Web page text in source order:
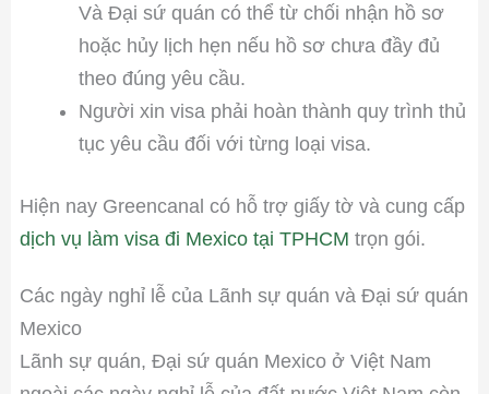
Và Đại sứ quán có thể từ chối nhận hồ sơ
hoặc hủy lịch hẹn nếu hồ sơ chưa đầy đủ
theo đúng yêu cầu.
Người xin visa phải hoàn thành quy trình thủ
tục yêu cầu đối với từng loại visa.
Hiện nay Greencanal có hỗ trợ giấy tờ và cung cấp
dịch vụ làm visa đi Mexico tại TPHCM trọn gói.
Các ngày nghỉ lễ của Lãnh sự quán và Đại sứ quán
Mexico
Lãnh sự quán, Đại sứ quán Mexico ở Việt Nam